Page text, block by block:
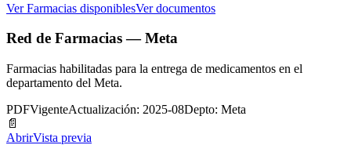
Ver Farmacias disponiblesVer documentos
Red de Farmacias — Meta
Farmacias habilitadas para la entrega de medicamentos en el
departamento del Meta.
PDFVigenteActualización: 2025-08Depto: Meta
📄
AbrirVista previa